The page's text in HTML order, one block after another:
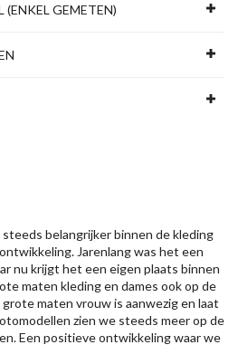
GEMETEN)
belangrijker binnen de kleding
Jarenlang was het een
nu krijgt het een eigen plaats binnen
maten kleding en dames ook op de
maten vrouw is aanwezig en laat
zien we steeds meer op de
Een positieve ontwikkeling waar we